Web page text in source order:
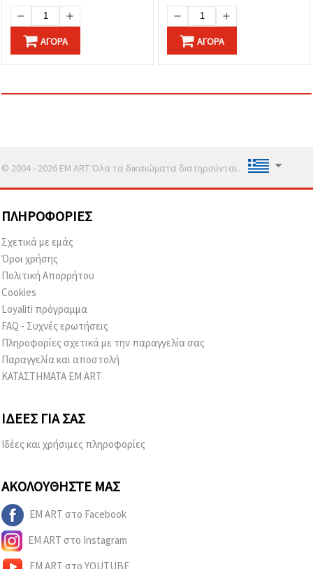
ΑΓΟΡΆ ΑΓΟΡΆ
© 2004 - 2026 EM ART Όλα τα δικαιώματα διατηρούνται..
ΠΛΗΡΟΦΟΡΊΕΣ
Σχετικά με εμάς
Όροι χρήσης
Πολιτική Απορρήτου
Cookies
Loyaliti πρόγραμμα
FAQ - Συχνές ερωτήσεις
Πληροφορίες σχετικά με την παραγγελία σας
Παραγγελία και αποστολή
ΚΑΤΑΣΤΗΜΑΤΑ EM ART
ΙΔΈΕΣ ΓΙΑ ΣΑΣ
Ιδέες και χρήσιμες πληροφορίες
ΑΚΟΛΟΥΘΉΣΤΕ ΜΑΣ
EM ART στο Facebook
EM ART στο Instagram
EM ART στο YOUTUBE